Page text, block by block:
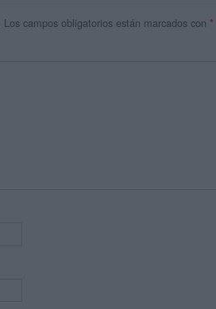
Los campos obligatorios están marcados con *